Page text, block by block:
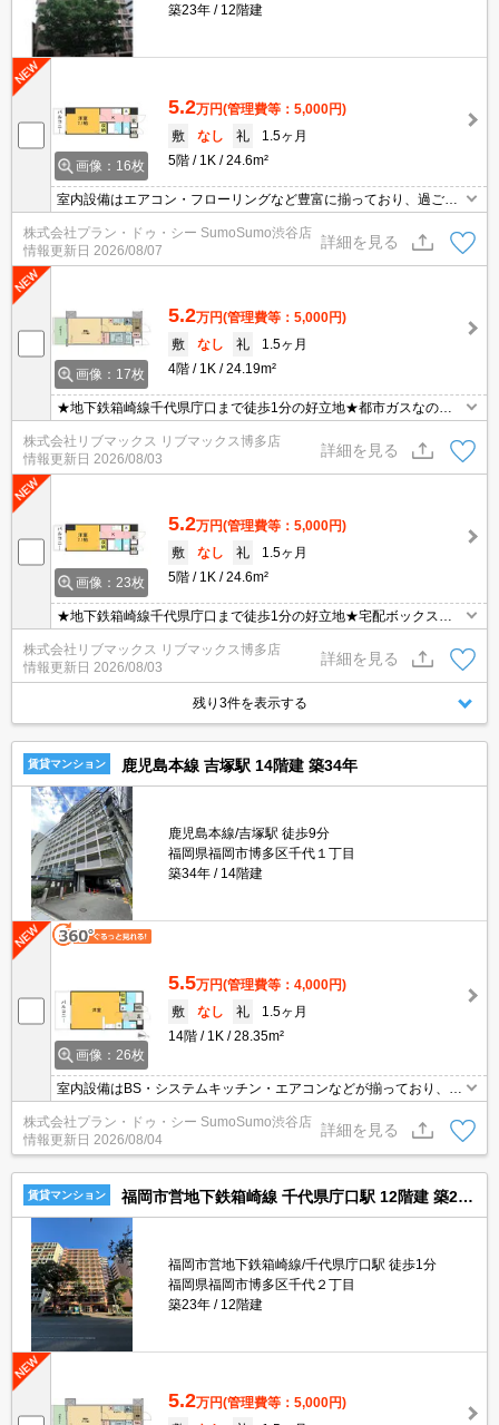
築23年
12階建
画像：16枚
5.2万円(管理費等：5,000円)
敷
なし 礼
1.5ヶ月
5階
1K 24.6m²
室内設備はエアコン・フローリングなど豊富に揃っており、過ごし
クスなどが備え付けられているので、衣類や日用品の収納に重宝し
ます。入浴中や料理中など自宅にいても手が離せないときに、宅配
株式会社プラン・ドゥ・シー SumoSumo渋谷店
情報更新日 2026/08/07
詳細を見る
画像：17枚
5.2万円(管理費等：5,000円)
敷
なし 礼
1.5ヶ月
4階
1K 24.19m²
★地下鉄箱崎線千代県庁口まで徒歩1分の好立地★都市ガスなので
株式会社リブマックス リブマックス博多店
情報更新日 2026/08/03
詳細を見る
画像：23枚
5.2万円(管理費等：5,000円)
敷
なし 礼
1.5ヶ月
5階
1K 24.6m²
★地下鉄箱崎線千代県庁口まで徒歩1分の好立地★宅配ボックス★
株式会社リブマックス リブマックス博多店
情報更新日 2026/08/03
詳細を見る
残り3件を表示する
賃貸マンション 鹿児島本線 吉塚駅 14階建 築34年
鹿児島本線/吉塚駅 徒歩9分
福岡県福岡市博多区千代１丁目
築34年
14階建
画像：26枚
5.5万円(管理費等：4,000円)
敷
なし 礼
1.5ヶ月
14階
1K 28.35m²
室内設備はBS・システムキッチン・エアコンなどが揃っており、と
ても充実しています。収納はクロゼット・玄関収納などが備え付け
られているので、衣類や日用品の収納に重宝します。共用部には宅
配ボックスを備え付けているため、対面で荷物を受け取る必要があ
りません。この物件はバルコニー付きで、用途に合わせて活用でき
ます。
株式会社プラン・ドゥ・シー SumoSumo渋谷店
情報更新日 2026/08/04
詳細を見る
賃貸マンション 福岡市営地下鉄箱崎線 千代県庁口駅 12階建 築23年
福岡市営地下鉄箱崎線/千代県庁口駅 徒歩1分
福岡県福岡市博多区千代２丁目
築23年
12階建
5.2万円(管理費等：5,000円)